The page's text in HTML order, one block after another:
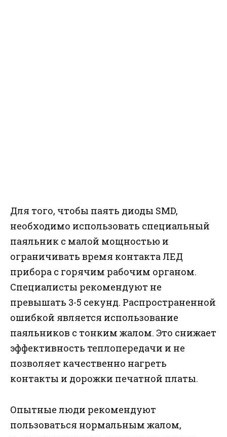
Для того, чтобы паять диоды SMD,
необходимо использовать специальный
паяльник с малой мощностью и
ограничивать время контакта ЛЕД
прибора с горячим рабочим органом.
Специалисты рекомендуют не
превышать 3-5 секунд. Распространенной
ошибкой является использование
паяльников с тонким жалом. Это снижает
эффективность теплопередачи и не
позволяет качественно нагреть
контакты и дорожки печатной платы.
Опытные люди рекомендуют
пользоваться нормальным жалом,